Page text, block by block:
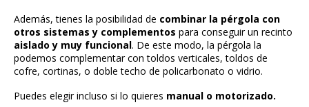
Además, tienes la posibilidad de combinar la pérgola con
otros sistemas y complementos para conseguir un recinto
aislado y muy funcional. De este modo, la pérgola la
podemos complementar con toldos verticales, toldos de
cofre, cortinas, o doble techo de policarbonato o vidrio.
Puedes elegir incluso si lo quieres manual o motorizado.